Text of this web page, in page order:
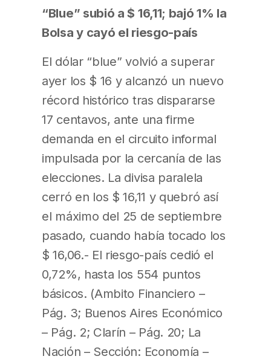
“Blue” subió a $ 16,11; bajó 1% la
Bolsa y cayó el riesgo-país
El dólar “blue” volvió a superar
ayer los $ 16 y alcanzó un nuevo
récord histórico tras dispararse
17 centavos, ante una firme
demanda en el circuito informal
impulsada por la cercanía de las
elecciones. La divisa paralela
cerró en los $ 16,11 y quebró así
el máximo del 25 de septiembre
pasado, cuando había tocado los
$ 16,06.- El riesgo-país cedió el
0,72%, hasta los 554 puntos
básicos. (Ambito Financiero –
Pág. 3; Buenos Aires Económico
– Pág. 2; Clarín – Pág. 20; La
Nación – Sección: Economía –